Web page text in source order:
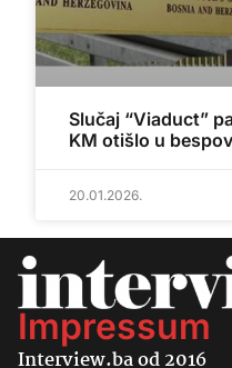
Slučaj “Viaduct”
KM otišlo u
20.01.2026.
Impressum
Interview.ba od 2016